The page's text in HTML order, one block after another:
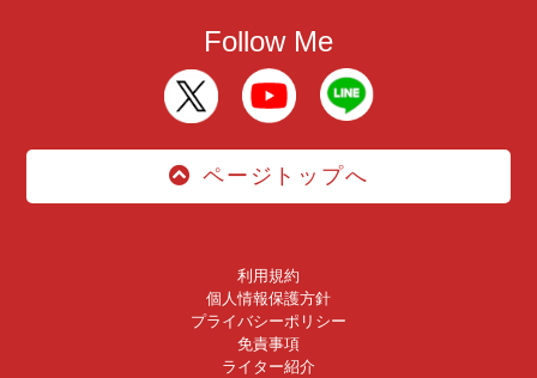
Follow Me
ページトップへ
利用規約
個人情報保護方針
プライバシーポリシー
免責事項
ライター紹介